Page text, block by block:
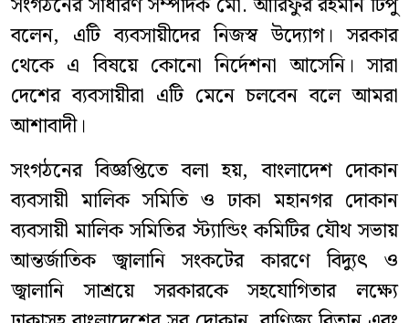
বলেন, এটি ব্যবসায়ীদের নিজস্ব উদ্যোগ। সরকার
থেকে এ বিষয়ে কোনো নির্দেশনা আসেনি। সারা
দেশের ব্যবসায়ীরা এটি মেনে চলবেন বলে আমরা
আশাবাদী।
সংগঠনের বিজ্ঞপ্তিতে বলা হয়, বাংলাদেশ দোকান
ব্যবসায়ী মালিক সমিতি ও ঢাকা মহানগর দোকান
ব্যবসায়ী মালিক সমিতির স্ট্যান্ডিং কমিটির যৌথ সভায়
আন্তর্জাতিক জ্বালানি সংকটের কারণে বিদ্যুৎ ও
জ্বালানি সাশ্রয়ে সরকারকে সহযোগিতার লক্ষ্যে